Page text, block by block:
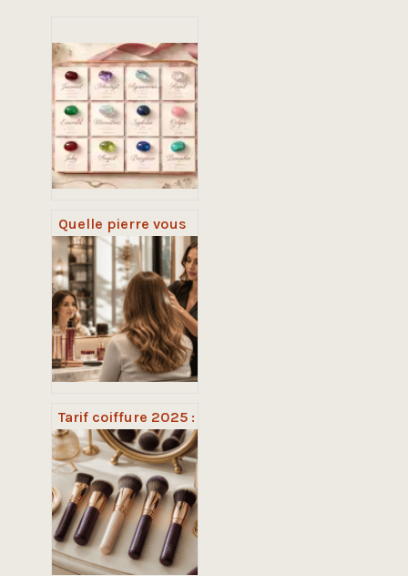
Quelle pierre vous
correspond ? 3
méthodes pour
choisir votre allié
minéral
Tarif coiffure 2025 :
30 € le brushing,
650 € la journée,
pourquoi de tels
écarts ?